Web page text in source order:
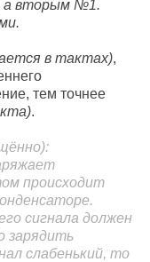
а вторым №1.
в тактах),
тем точнее
.
происходит
сигнала должен
зарядить
слабенький, то